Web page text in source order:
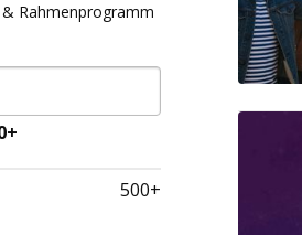
Rahmenprogramm
500+